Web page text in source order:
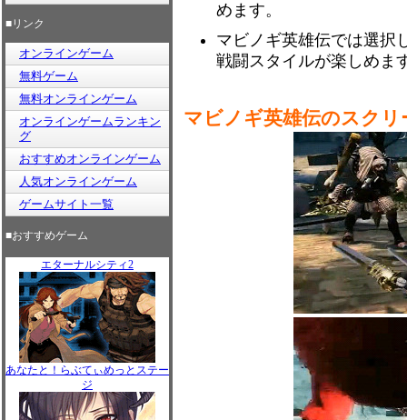
■リンク
オンラインゲーム
無料ゲーム
無料オンラインゲーム
オンラインゲームランキン
グ
おすすめオンラインゲーム
人気オンラインゲーム
ゲームサイト一覧
■おすすめゲーム
エターナルシティ2
あなたと！らぶてぃめっとステー
ジ
めます。
マビノギ英雄伝では選択
戦闘スタイルが楽しめま
マビノギ英雄伝のスク